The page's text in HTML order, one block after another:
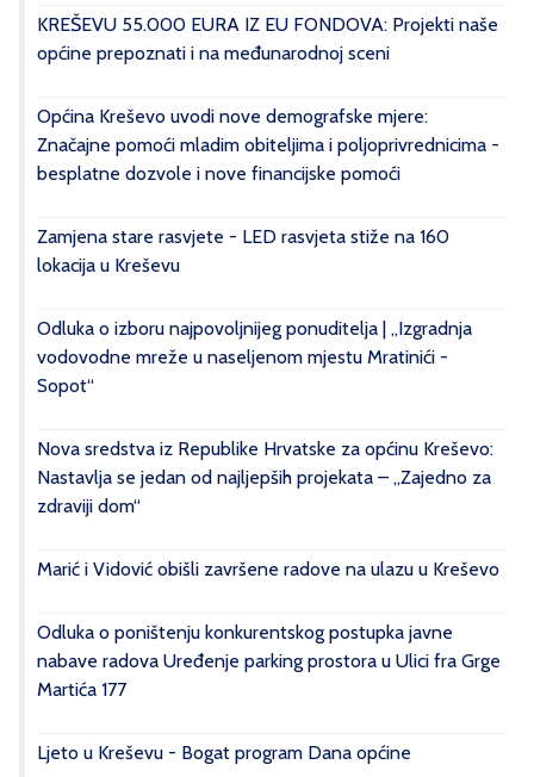
KREŠEVU 55.000 EURA IZ EU FONDOVA: Projekti naše
općine prepoznati i na međunarodnoj sceni
Općina Kreševo uvodi nove demografske mjere:
Značajne pomoći mladim obiteljima i poljoprivrednicima -
besplatne dozvole i nove financijske pomoći
Zamjena stare rasvjete - LED rasvjeta stiže na 160
lokacija u Kreševu
Odluka o izboru najpovoljnijeg ponuditelja | „Izgradnja
vodovodne mreže u naseljenom mjestu Mratinići -
Sopot“
Nova sredstva iz Republike Hrvatske za općinu Kreševo:
Nastavlja se jedan od najljepših projekata – „Zajedno za
zdraviji dom“
Marić i Vidović obišli završene radove na ulazu u Kreševo
Odluka o poništenju konkurentskog postupka javne
nabave radova Uređenje parking prostora u Ulici fra Grge
Martića 177
Ljeto u Kreševu - Bogat program Dana općine